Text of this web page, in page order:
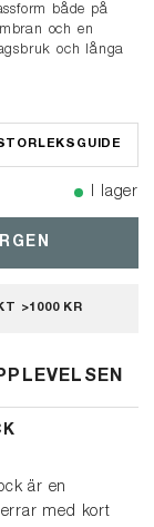
både på
och en
och långa
I lager
>1000 KR
är en
med kort